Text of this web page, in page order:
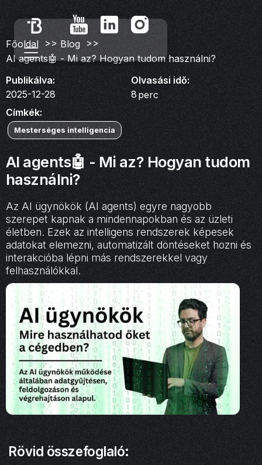
Főoldal >> Blog >>
AI agents🤖 - Mi az? Hogyan tudom használni?
Publikálva:
2025-12-28
Olvasási idő:
8 perc
Címkék:
Mesterséges intelligencia
AI agents🤖 - Mi az? Hogyan tudom
használni?
Az AI ügynökök (AI agents) egyre nagyobb
szerepet kapnak a mindennapokban és az üzleti
életben. Ezek az intelligens rendszerek képesek
adatokat elemezni, automatizált döntéseket hozni és
interakcióba lépni más rendszerekkel vagy
felhasználókkal.
Rövid összefoglaló: